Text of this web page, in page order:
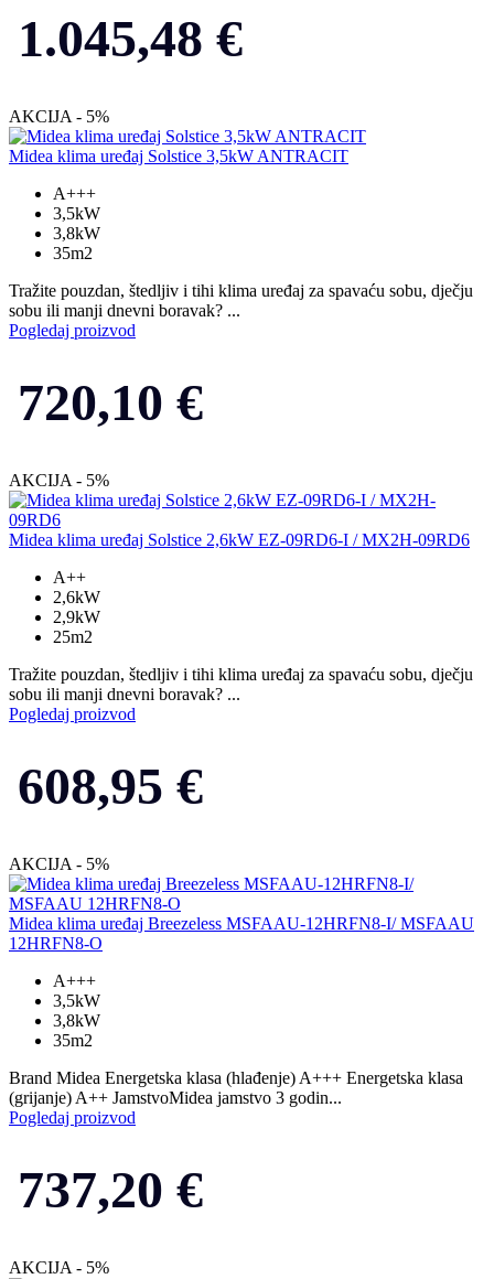
1.045,48 €
AKCIJA - 5%
Midea klima uređaj Solstice 3,5kW ANTRACIT
A+++
3,5kW
3,8kW
35m2
Tražite pouzdan, štedljiv i tihi klima uređaj za spavaću sobu, dječju
sobu ili manji dnevni boravak? ...
Pogledaj proizvod
720,10 €
AKCIJA - 5%
Midea klima uređaj Solstice 2,6kW EZ-09RD6-I / MX2H-09RD6
A++
2,6kW
2,9kW
25m2
Tražite pouzdan, štedljiv i tihi klima uređaj za spavaću sobu, dječju
sobu ili manji dnevni boravak? ...
Pogledaj proizvod
608,95 €
AKCIJA - 5%
Midea klima uređaj Breezeless MSFAAU-12HRFN8-I/ MSFAAU
12HRFN8-O
A+++
3,5kW
3,8kW
35m2
Brand Midea Energetska klasa (hlađenje) A+++ Energetska klasa
(grijanje) A++ JamstvoMidea jamstvo 3 godin...
Pogledaj proizvod
737,20 €
AKCIJA - 5%